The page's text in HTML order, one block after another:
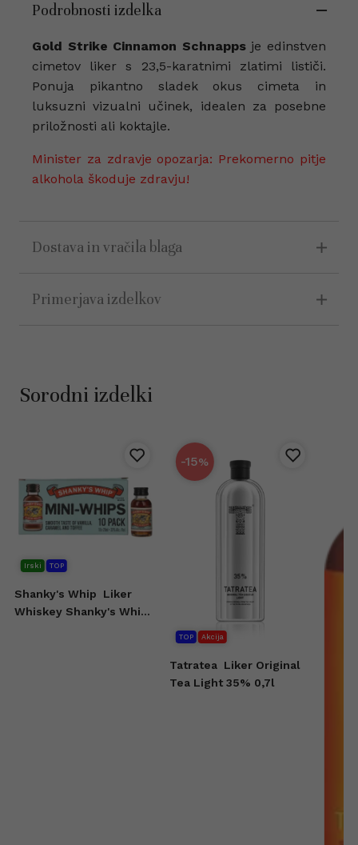
Podrobnosti izdelka
Gold Strike Cinnamon Schnappsje edinstven
cimetov liker s 23,5-karatnimi zlatimi lističi.
Ponuja pikantno sladek okus cimeta in
luksuzni vizualni učinek, idealen za posebne
priložnosti ali koktajle.
Minister za zdravje opozarja: Prekomerno pitje
alkohola škoduje zdravju!
Dostava in vračila blaga
Primerjava izdelkov
Sorodni izdelki
Irski TOP
Shanky's Whip
Liker
Whiskey Shanky's Whip
-15%
TOP Akcija
Tatratea Liker Original
Tea Light 35% 0,7l